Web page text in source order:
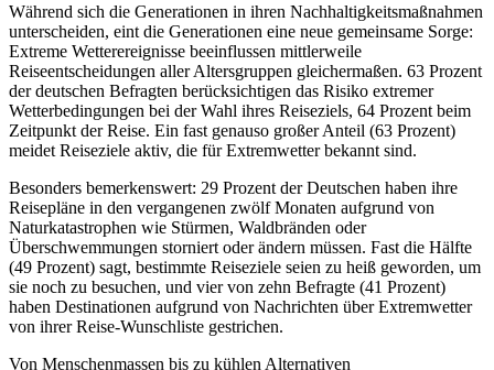
Während sich die Generationen in ihren Nachhaltigkeitsmaßnahmen
unterscheiden, eint die Generationen eine neue gemeinsame Sorge:
Extreme Wetterereignisse beeinflussen mittlerweile
Reiseentscheidungen aller Altersgruppen gleichermaßen. 63 Prozent
der deutschen Befragten berücksichtigen das Risiko extremer
Wetterbedingungen bei der Wahl ihres Reiseziels, 64 Prozent beim
Zeitpunkt der Reise. Ein fast genauso großer Anteil (63 Prozent)
meidet Reiseziele aktiv, die für Extremwetter bekannt sind.
Besonders bemerkenswert: 29 Prozent der Deutschen haben ihre
Reisepläne in den vergangenen zwölf Monaten aufgrund von
Naturkatastrophen wie Stürmen, Waldbränden oder
Überschwemmungen storniert oder ändern müssen. Fast die Hälfte
(49 Prozent) sagt, bestimmte Reiseziele seien zu heiß geworden, um
sie noch zu besuchen, und vier von zehn Befragte (41 Prozent)
haben Destinationen aufgrund von Nachrichten über Extremwetter
von ihrer Reise-Wunschliste gestrichen.
Von Menschenmassen bis zu kühlen Alternativen